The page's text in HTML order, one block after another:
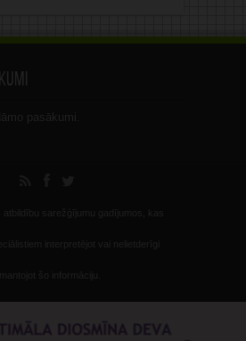
pasākumi.